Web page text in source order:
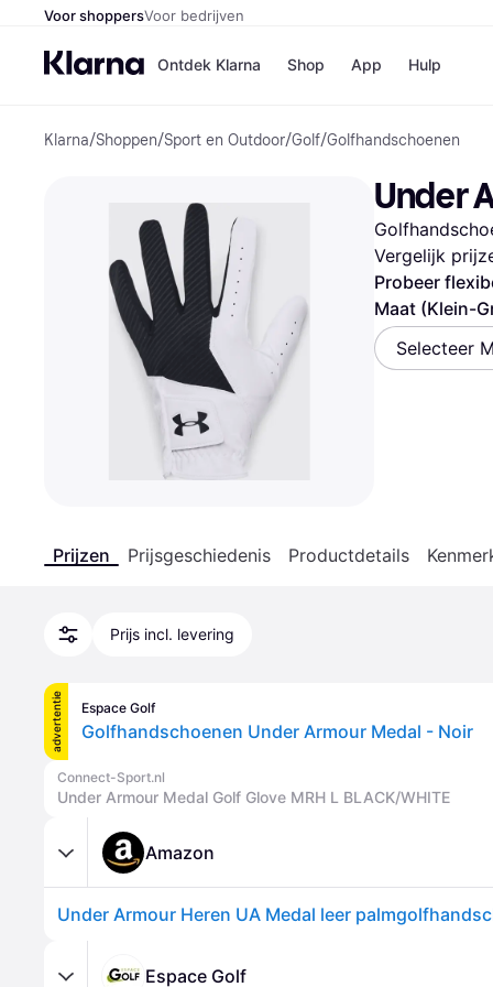
Voor shoppersVoor bedrijven
Ontdek Klarna Shop
Winkels
Bol
H&M
App Hulp
Klarna/Shoppen/Sport en Outdoor/Golf/Golfhandschoenen
Under
Vergelijk
Probeer
Maat (Klein-
Selecteer
Prijzen Prijsgeschiedenis Productdetails
Prijs incl. levering
advertentie Espace Golf
Golfhandschoenen Under Armour Medal - Noir
Connect-Sport.nl
Under Armour Medal Golf Glove MRH L BLACK/WHITE
Amazon
Espace Golf